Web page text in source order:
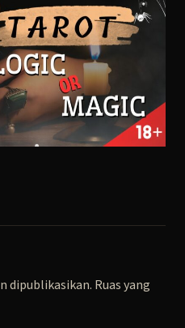
dipublikasikan. Ruas yang